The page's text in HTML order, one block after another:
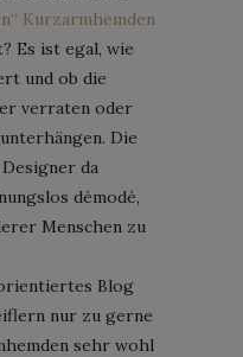
Kurzarmhemden
Es ist egal, wie
und ob die
verraten oder
Die
da
démodé,
Menschen zu
Blog
nur zu gerne
sehr wohl